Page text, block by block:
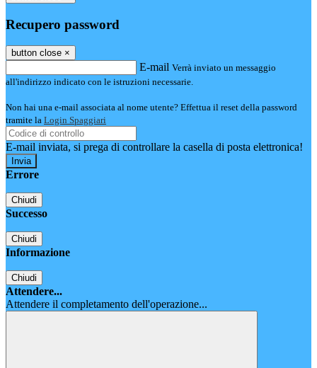
Recupero password
button close ×
E-mail Verrà inviato un messaggio
all'indirizzo indicato con le istruzioni necessarie.
Non hai una e-mail associata al nome utente? Effettua il reset della password
tramite la Login Spaggiari
E-mail inviata, si prega di controllare la casella di posta elettronica!
Errore
Chiudi
Successo
Chiudi
Informazione
Chiudi
Attendere...
Attendere il completamento dell'operazione...